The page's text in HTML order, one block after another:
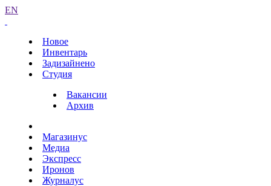
EN
Новое
Инвентарь
Задизайнено
Студия
Вакансии
Архив
Магазинус
Медиа
Экспресс
Иронов
Журналус